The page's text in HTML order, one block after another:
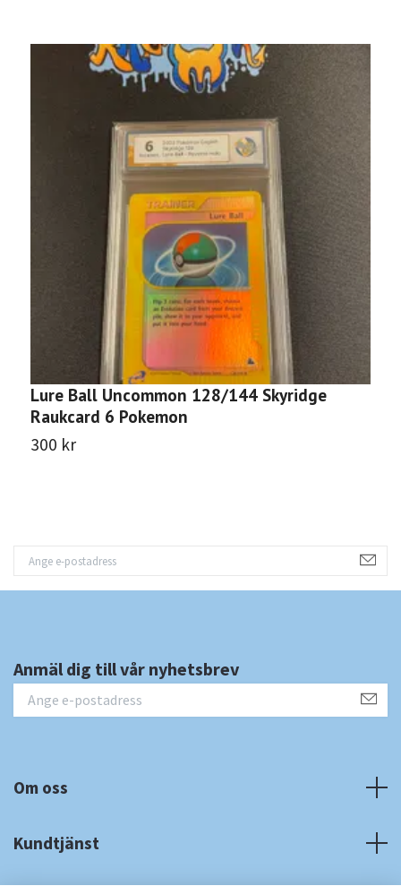
Lure Ball Uncommon 128/144 Skyridge
Raukcard 6 Pokemon
300 kr
Anmäl dig till vår nyhetsbrev
Om oss
Kundtjänst